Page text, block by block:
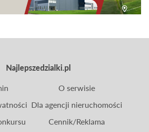
Najlepszedzialki.pl
O serwisie
Dla agencji nieruchomości
Cennik/Reklama